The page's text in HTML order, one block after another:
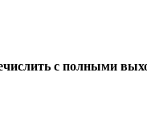
с полными